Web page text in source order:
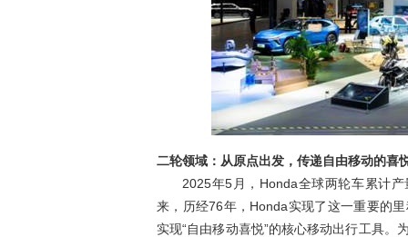
二轮领域：从原点出发，传递自由移动的喜
2025年5月，Honda全球两轮车累计
来，历经76年，Honda实现了这一重要的
实现“自由移动喜悦”的核心移动出行工具